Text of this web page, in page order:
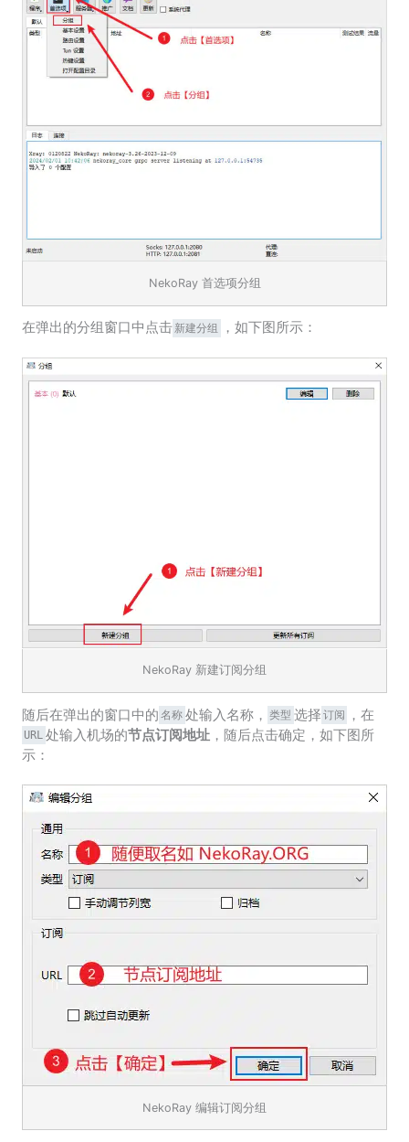
NekoRay 首选项分组
在弹出的分组窗口中点击 新建分组 ，如下图所示：
NekoRay 新建订阅分组
随后在弹出的窗口中的 名称 处输入名称， 类型 选择 订阅 ，在
URL 处输入机场的节点订阅地址，随后点击确定，如下图所
示：
NekoRay 编辑订阅分组